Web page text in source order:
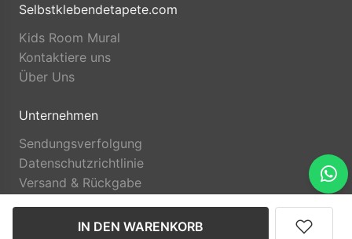
IN DEN WARENKORB
Selbstklebendetapete.com
Kids Room Mural
Kontaktiere uns
Über Uns
Unternehmen
Sendungsverfolgung
Datenschutzrichtlinie
Versand & Rückgabe